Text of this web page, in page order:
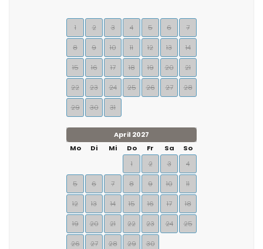
1 2 3 4 5 6 7
8 9 10 11 12 13 14
15 16 17 18 19 20 21
22 23 24 25 26 27 28
29 30 31
April 2027
Mo
Di Mi Do Fr Sa
So
1
2 3 4
5 6 7 8 9 10 11
12 13 14 15 16 17 18
19 20 21 22 23 24 25
26 27 28 29 30